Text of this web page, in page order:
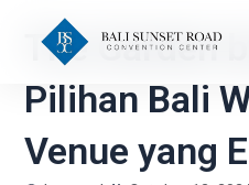
contentThe Garden
Pilihan Bali
Venue yang